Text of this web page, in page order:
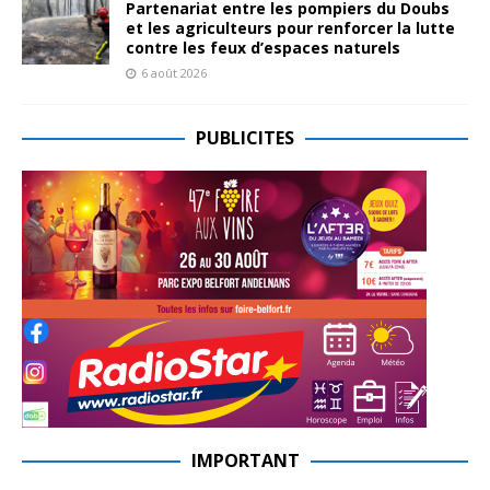
Partenariat entre les pompiers du Doubs
et les agriculteurs pour renforcer la lutte
contre les feux d’espaces naturels
6 août 2026
PUBLICITES
IMPORTANT